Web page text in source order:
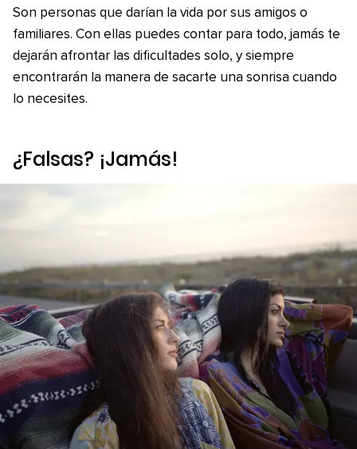
Son personas que darían la vida por sus amigos o
familiares. Con ellas puedes contar para todo, jamás te
dejarán afrontar las dificultades solo, y siempre
encontrarán la manera de sacarte una sonrisa cuando
lo necesites.
¿Falsas? ¡Jamás!